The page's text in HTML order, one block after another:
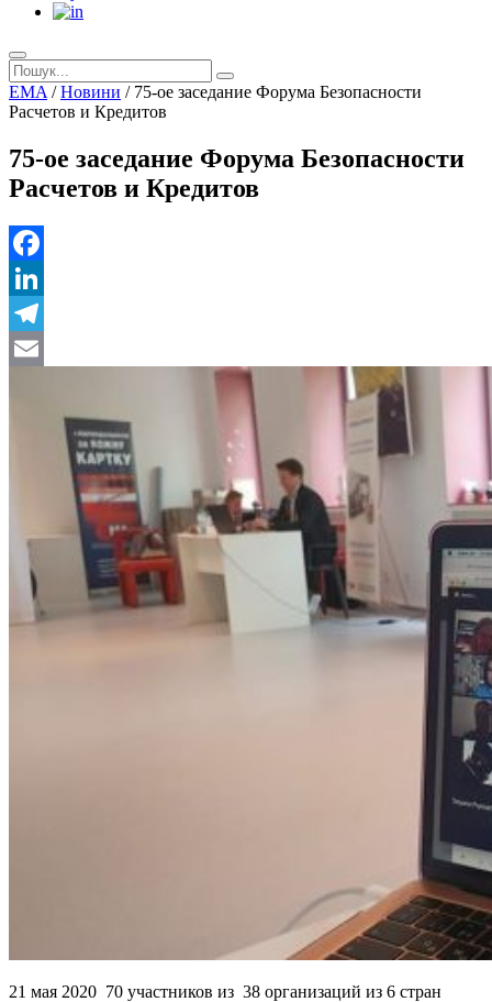
EMA /Новини / 75-ое заседание Форума Безопасности
Расчетов и Кредитов
75-ое заседание Форума Безопасности
Расчетов и Кредитов
Facebook
LinkedIn
Telegram
21 мая 2020 70 участников из 38 организаций из 6 стран